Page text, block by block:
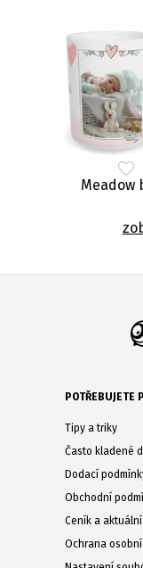
Meadow
POTŘEBUJETE
Tipy a triky
Často kladené
Dodací
Obchodní
Ceník a
Ochrana